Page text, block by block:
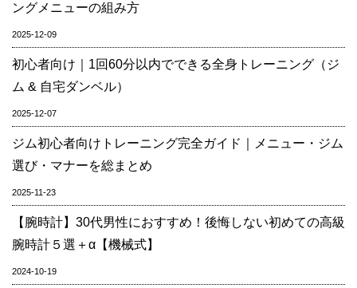
ングメニューの組み方
2025-12-09
初心者向け｜1回60分以内でできる全身トレーニング（ジ
ム & 自宅ダンベル）
2025-12-07
ジム初心者向けトレーニング完全ガイド｜メニュー・ジム
選び・マナーを総まとめ
2025-11-23
【腕時計】30代男性におすすめ！後悔しない初めての高級
腕時計５選＋α【機械式】
2024-10-19